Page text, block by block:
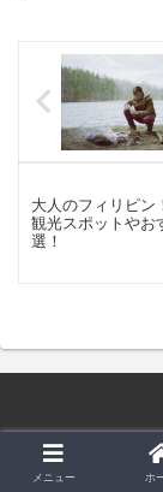
大人のフィリピン
観光スポットやお
選！
ホーム
メニュー ホ